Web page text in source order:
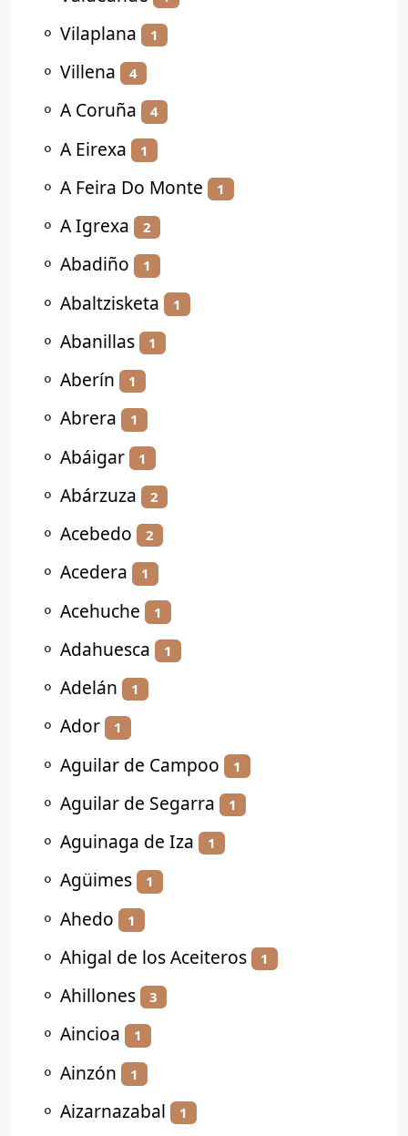
⚬ Vilaplana 1
⚬ Villena 4
⚬ A Coruña 4
⚬ A Eirexa 1
⚬ A Feira Do Monte 1
⚬ A Igrexa 2
⚬ Abadiño 1
⚬ Abaltzisketa 1
⚬ Abanillas 1
⚬ Aberín 1
⚬ Abrera 1
⚬ Abáigar 1
⚬ Abárzuza 2
⚬ Acebedo 2
⚬ Acedera 1
⚬ Acehuche 1
⚬ Adahuesca 1
⚬ Adelán 1
⚬ Ador 1
⚬ Aguilar de Campoo 1
⚬ Aguilar de Segarra 1
⚬ Aguinaga de Iza 1
⚬ Agüimes 1
⚬ Ahedo 1
⚬ Ahigal de los Aceiteros 1
⚬ Ahillones 3
⚬ Aincioa 1
⚬ Ainzón 1
⚬ Aizarnazabal 1